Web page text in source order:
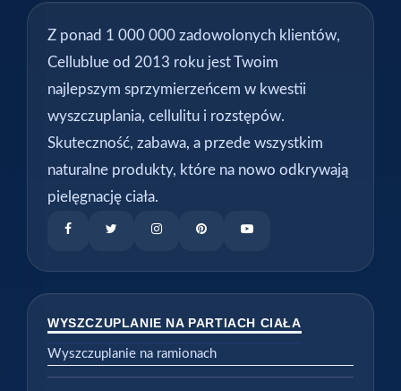
Z ponad 1 000 000 zadowolonych klientów,
Cellublue od 2013 roku jest Twoim
najlepszym sprzymierzeńcem w kwestii
wyszczuplania, cellulitu i rozstępów.
Skuteczność, zabawa, a przede wszystkim
naturalne produkty, które na nowo odkrywają
pielęgnację ciała.
WYSZCZUPLANIE NA PARTIACH CIAŁA
Wyszczuplanie na ramionach